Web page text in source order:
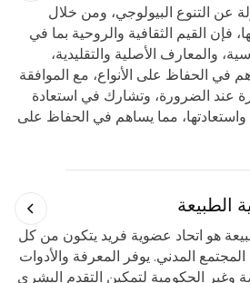
عن التنوع البيولوجي، ومن خلال
فإن القيم الثقافية والروحية بما في
والمعارف الأصلية والتقليدية،
في الحفاظ على الأنواع، مع الموافقة
عند الضرورة، وتشارك في استعادة
واستعادتها، مما يساهم في الحفاظ على
الطبيعة
هو اتحاد عضوية فريد يتكون من كل
المدني. يوفر المعرفة والأدوات
وغير الحكومية لتمكين التقدم البشري